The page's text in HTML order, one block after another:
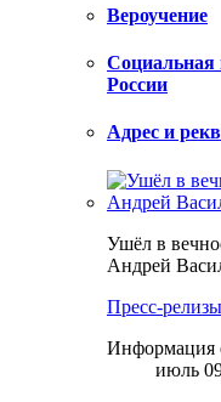
Вероучение
Социальная
России
Адрес и
Ушёл в
Андрей
Пресс-релизы
Информация
июль